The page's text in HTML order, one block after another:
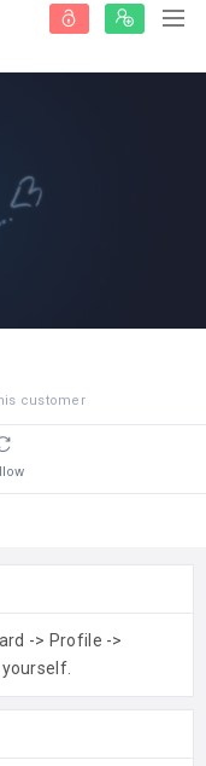
customer
-> Profile ->